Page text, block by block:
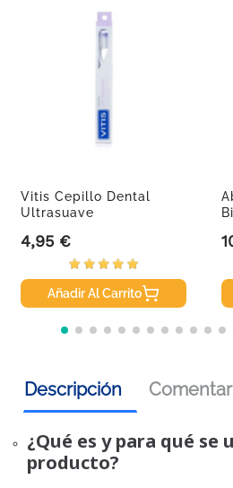
Vitis Cepillo Dental
Ultrasuave
Precio
4,95 €
Añadir Al Carrito
Descripción
¿Qué es y para qué se
producto?